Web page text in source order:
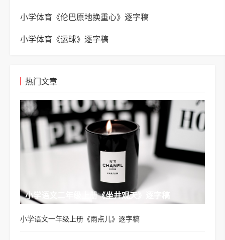
小学体育《伦巴原地换重心》逐字稿
小学体育《运球》逐字稿
热门文章
小学语文二年级上册《坐井观天》逐字稿
小学语文一年级上册《雨点儿》逐字稿